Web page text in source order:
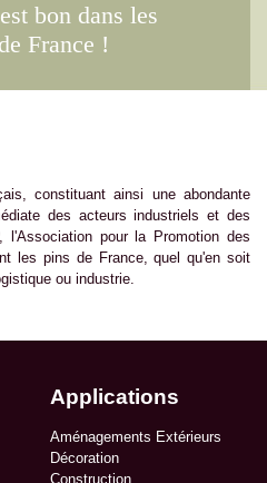
bon dans les
France !
constituant ainsi une abondante
des acteurs industriels et des
pour la Promotion des
les pins de France, quel qu'en soit
ou industrie.
Applications
Aménagements Extérieurs
Décoration
Construction